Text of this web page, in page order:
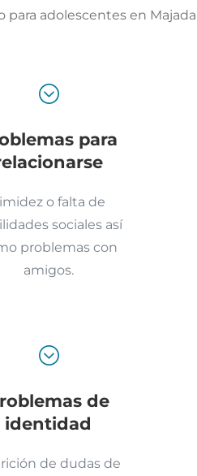
para adolescentes en
;
para
o falta de
sociales así
problemas con
amigos.
;
de
identidad
de dudas de